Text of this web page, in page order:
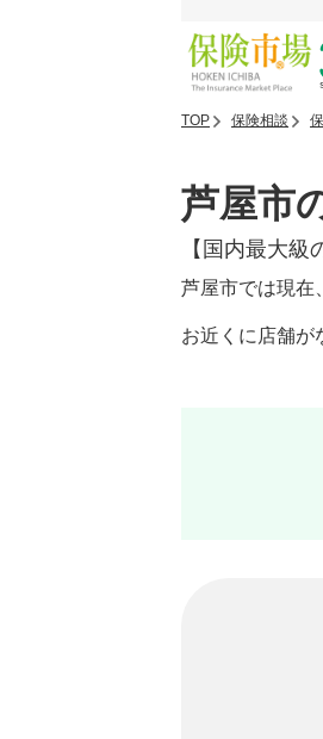
TOP 保険相談
芦屋市
【国内最大級
芦屋市では現在
お近くに店舗が